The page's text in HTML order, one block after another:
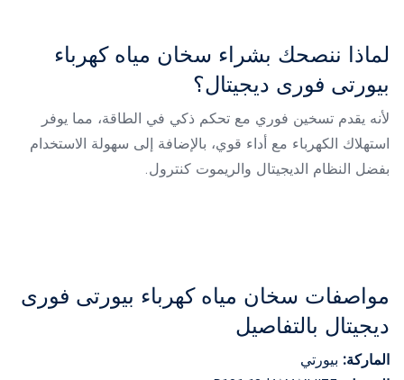
لماذا ننصحك بشراء سخان مياه كهرباء
بيورتى فورى ديجيتال؟
لأنه يقدم تسخين فوري مع تحكم ذكي في الطاقة، مما يوفر
استهلاك الكهرباء مع أداء قوي، بالإضافة إلى سهولة الاستخدام
بفضل النظام الديجيتال والريموت كنترول.
مواصفات سخان مياه كهرباء بيورتى فورى
ديجيتال بالتفاصيل
الماركة: بيورتي